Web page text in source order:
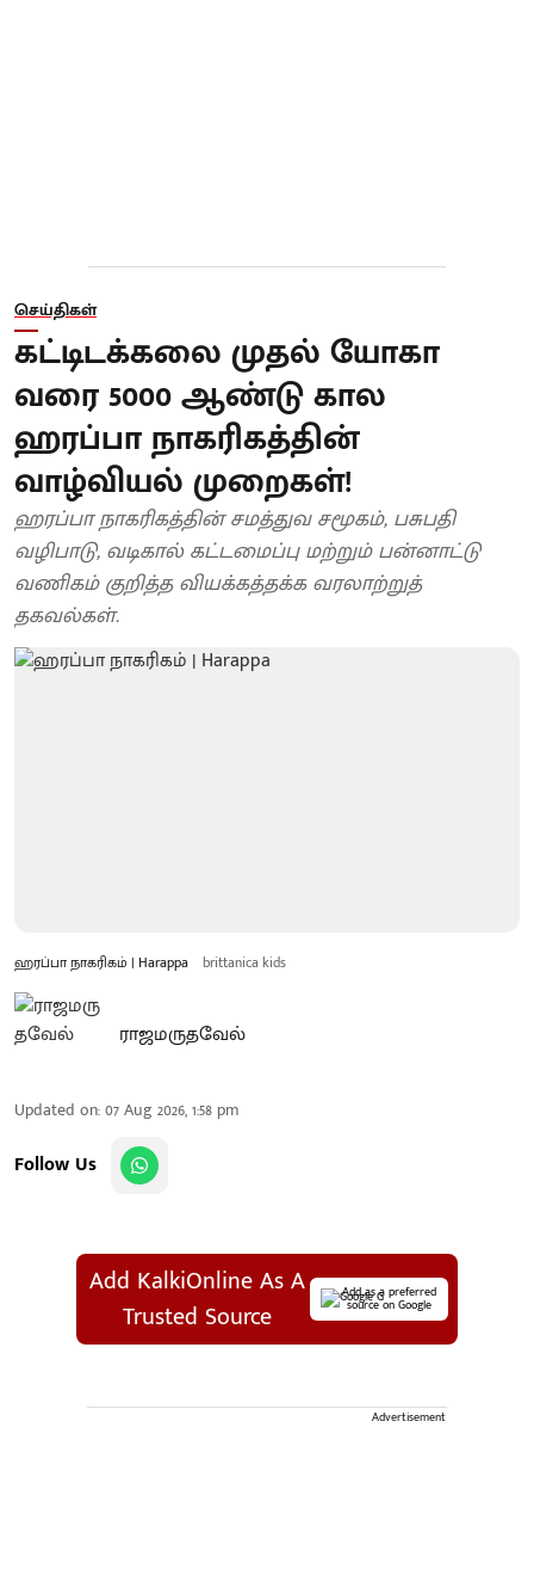
செய்திகள்
கட்டிடக்கலை முதல் யோகா
வரை 5000 ஆண்டு கால
ஹரப்பா நாகரிகத்தின்
வாழ்வியல் முறைகள்!
ஹரப்பா நாகரிகத்தின் சமத்துவ சமூகம், பசுபதி
வழிபாடு, வடிகால் கட்டமைப்பு மற்றும் பன்னாட்டு
வணிகம் குறித்த வியக்கத்தக்க வரலாற்றுத்
தகவல்கள்.
ஹரப்பா நாகரிகம் | Harappa brittanica kids
ராஜமருதவேல்
Updated on:07 Aug 2026, 1:58 pm
Follow Us
Add KalkiOnline As A
Trusted Source
Add as a preferred
source on Google
Advertisement